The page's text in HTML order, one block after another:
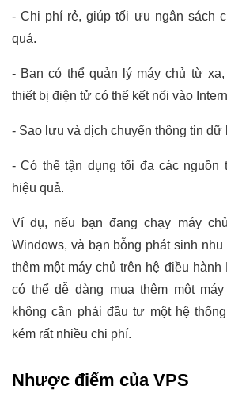
- Chi phí rẻ, giúp tối ưu ngân sách
quả.
- Bạn có thể quản lý máy chủ từ
thiết bị điện tử có thể kết nối vào
- Sao lưu và dịch chuyển thông tin dữ
- Có thể tận dụng tối đa các nguồn
hiệu quả.
Ví dụ, nếu bạn đang chạy máy
Windows, và bạn bỗng phát sinh
thêm một máy chủ trên hệ điều
có thể dễ dàng mua thêm một
không cần phải đầu tư một hệ
kém rất nhiều chi phí.
Nhược điểm của VPS